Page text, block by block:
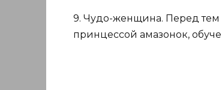
9. Чудо-женщина. Перед
принцессой амазонок,